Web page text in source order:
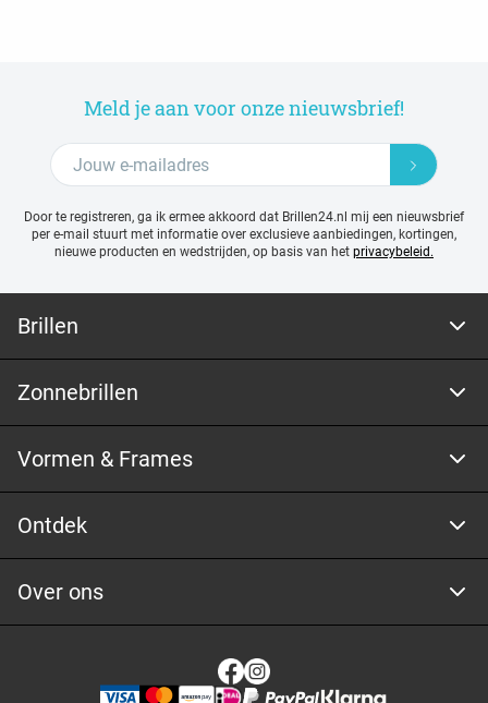
Meld je aan voor onze nieuwsbrief!
Door te registreren, ga ik ermee akkoord dat Brillen24.nl mij een nieuwsbrief
per e-mail stuurt met informatie over exclusieve aanbiedingen, kortingen,
nieuwe producten en wedstrijden, op basis van het privacybeleid.
Brillen
Zonnebrillen
Vormen & Frames
Ontdek
Over ons